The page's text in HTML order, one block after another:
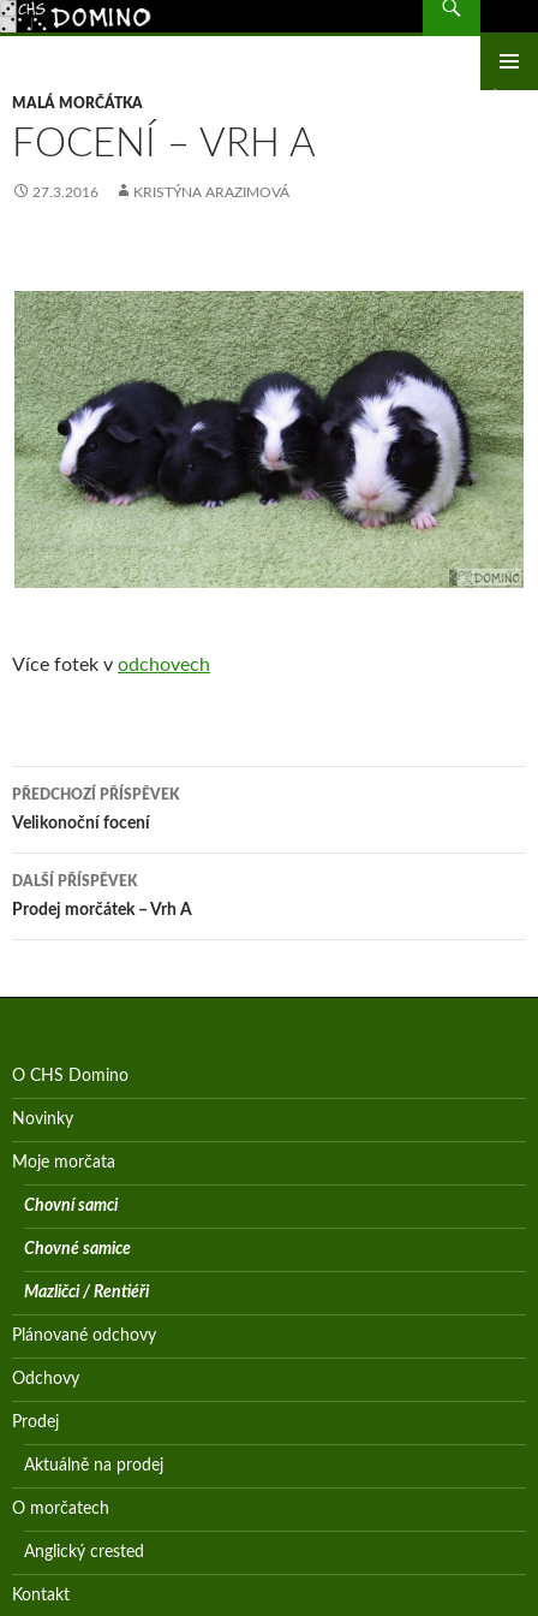
CHS Domino – morčata
PŘEJÍT
WEBU
MALÁ MORČÁTKA
FOCENÍ – VRH A
27.3.2016 KRISTÝNA ARAZIMOVÁ
Více fotek v odchovech
Navigace
pro
příspěvek
PŘEDCHOZÍ PŘÍSPĚVEK
Velikonoční focení
DALŠÍ PŘÍSPĚVEK
Prodej morčátek – Vrh A
O CHS Domino
Novinky
Moje morčata
Chovní samci
Chovné samice
Mazličci / Rentiéři
Plánované odchovy
Odchovy
Prodej
Aktuálně na prodej
O morčatech
Anglický crested
Kontakt